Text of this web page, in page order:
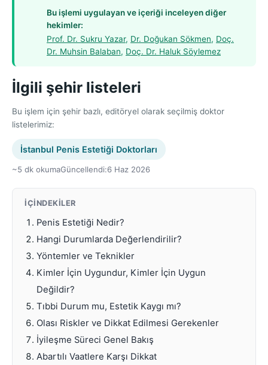
Bu işlemi uygulayan ve içeriği inceleyen diğer
hekimler:
Prof. Dr. Sukru Yazar, Dr. Doğukan Sökmen, Doç.
Dr. Muhsin Balaban, Doç. Dr. Haluk Söylemez
İlgili şehir listeleri
Bu işlem için şehir bazlı, editöryel olarak seçilmiş doktor
listelerimiz:
İstanbul Penis Estetiği Doktorları
~5 dk okumaGüncellendi:6 Haz 2026
İÇINDEKILER
Penis Estetiği Nedir?
Hangi Durumlarda Değerlendirilir?
Yöntemler ve Teknikler
Kimler İçin Uygundur, Kimler İçin Uygun
Değildir?
Tıbbi Durum mu, Estetik Kaygı mı?
Olası Riskler ve Dikkat Edilmesi Gerekenler
İyileşme Süreci Genel Bakış
Abartılı Vaatlere Karşı Dikkat